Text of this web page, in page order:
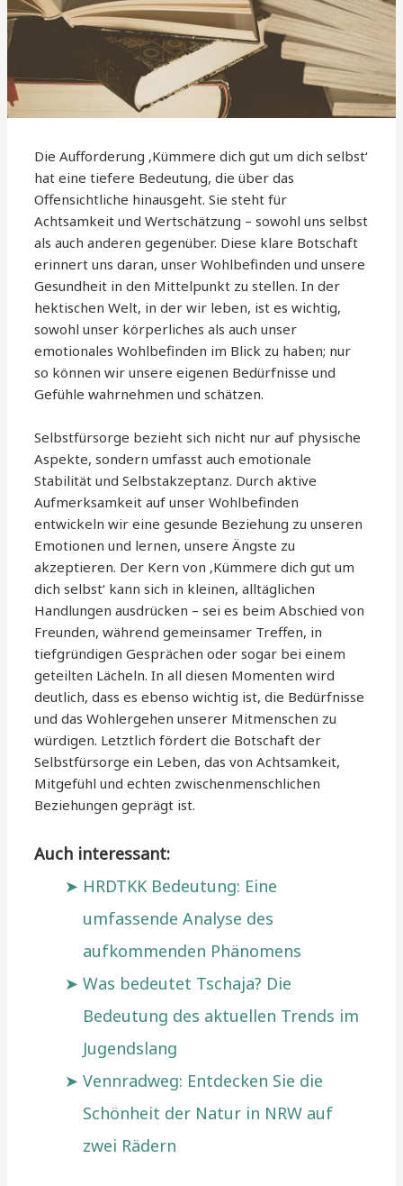
Die Aufforderung ‚Kümmere dich gut um dich selbst‘
hat eine tiefere Bedeutung, die über das
Offensichtliche hinausgeht. Sie steht für
Achtsamkeit und Wertschätzung – sowohl uns selbst
als auch anderen gegenüber. Diese klare Botschaft
erinnert uns daran, unser Wohlbefinden und unsere
Gesundheit in den Mittelpunkt zu stellen. In der
hektischen Welt, in der wir leben, ist es wichtig,
sowohl unser körperliches als auch unser
emotionales Wohlbefinden im Blick zu haben; nur
so können wir unsere eigenen Bedürfnisse und
Gefühle wahrnehmen und schätzen.
Selbstfürsorge bezieht sich nicht nur auf physische
Aspekte, sondern umfasst auch emotionale
Stabilität und Selbstakzeptanz. Durch aktive
Aufmerksamkeit auf unser Wohlbefinden
entwickeln wir eine gesunde Beziehung zu unseren
Emotionen und lernen, unsere Ängste zu
akzeptieren. Der Kern von ‚Kümmere dich gut um
dich selbst‘ kann sich in kleinen, alltäglichen
Handlungen ausdrücken – sei es beim Abschied von
Freunden, während gemeinsamer Treffen, in
tiefgründigen Gesprächen oder sogar bei einem
geteilten Lächeln. In all diesen Momenten wird
deutlich, dass es ebenso wichtig ist, die Bedürfnisse
und das Wohlergehen unserer Mitmenschen zu
würdigen. Letztlich fördert die Botschaft der
Selbstfürsorge ein Leben, das von Achtsamkeit,
Mitgefühl und echten zwischenmenschlichen
Beziehungen geprägt ist.
Auch interessant:
HRDTKK Bedeutung: Eine
umfassende Analyse des
aufkommenden Phänomens
Was bedeutet Tschaja? Die
Bedeutung des aktuellen Trends im
Jugendslang
Vennradweg: Entdecken Sie die
Schönheit der Natur in NRW auf
zwei Rädern